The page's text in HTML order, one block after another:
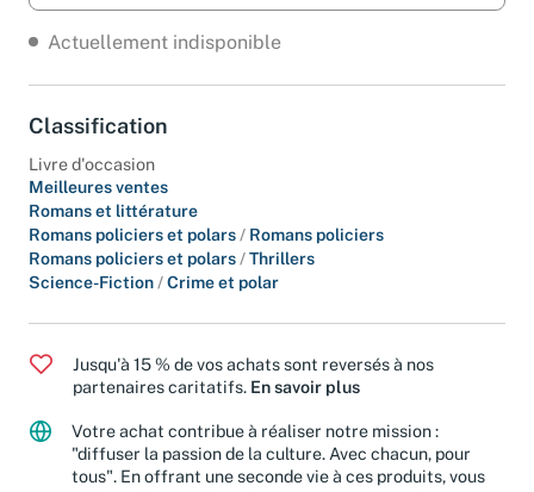
Actuellement indisponible
Classification
Livre d'occasion
Meilleures ventes
Romans et littérature
Romans policiers et polars/ Romans policiers
Romans policiers et polars/Thrillers
Science-Fiction/Crime et polar
Jusqu'à 15 % de vos achats sont reversés à nos
partenaires caritatifs. En savoir plus
Votre achat contribue à réaliser notre mission :
"diffuser la passion de la culture. Avec chacun, pour
tous". En offrant une seconde vie à ces produits, vous